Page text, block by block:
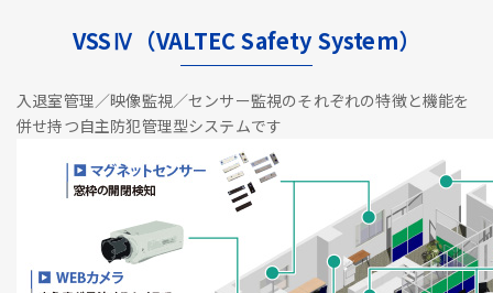
VSSⅣ（VALTEC Safety System）
入退室管理／映像監視／センサー監視のそれぞれの特徴と機能を
併せ持つ自主防犯管理型システムです